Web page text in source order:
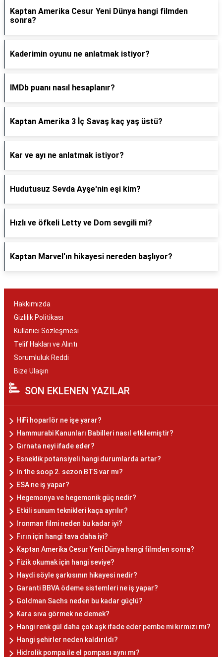
Kaptan Amerika Cesur Yeni Dünya hangi filmden
sonra?
Kaderimin oyunu ne anlatmak istiyor?
IMDb puanı nasıl hesaplanır?
Kaptan Amerika 3 İç Savaş kaç yaş üstü?
Kar ve ayı ne anlatmak istiyor?
Hudutusuz Sevda Ayşe'nin eşi kim?
Hızlı ve öfkeli Letty ve Dom sevgili mi?
Kaptan Marvel'ın hikayesi nereden başlıyor?
Hakkımızda
Gizlilik Politikası
Kullanıcı Sözleşmesi
Telif Hakları ve Alıntı
Sorumluluk Reddi
Bize Ulaşın
SON EKLENEN YAZILAR
HiFi hoparlör ne işe yarar?
Hammurabi Kanunları Babilleri nasıl etkilemiştir?
Gırnata neyi ifade eder?
Esneklik potansiyeli hangi durumlarda artar?
In the soop 2. sezon BTS var mı?
ESA ne iş yapar?
Hegemonya ve hegemonik güç nedir?
Etkili sunum teknikleri kaça ayrılır?
Ironman filmi neden bu kadar iyi?
Fırın için hangi tava daha iyi?
Kaptan Amerika Cesur Yeni Dünya hangi filmden sonra?
Fizik okumak için hangi seviye?
Haydi söyle şarkısının hikayesi nedir?
Garanti BBVA ödeme sistemleri ne iş yapar?
Goldman Sachs neden bu kadar güçlü?
Kara sıva görmek ne demek?
Hangi renk gül daha çok aşk ifade eder pembe mi kırmızı mı?
Hangi şehirler neden kaldırıldı?
Hidrolik pompa ile el pompası aynı mı?